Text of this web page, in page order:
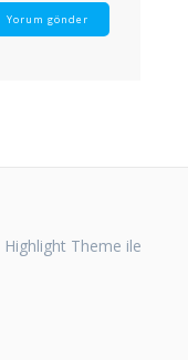
Highlight Theme ile